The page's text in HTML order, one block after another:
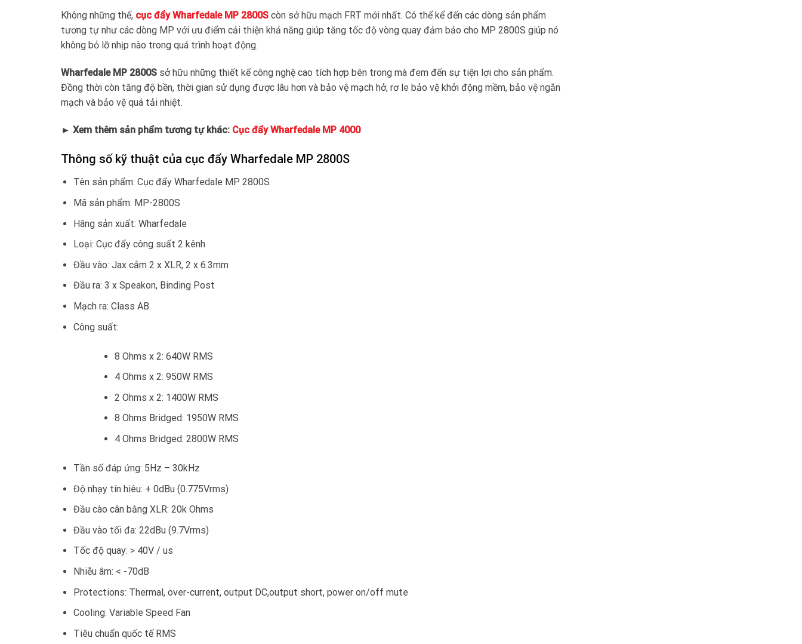
Không những thế, cục đẩy Wharfedale MP 2800S còn sở hữu mạch FRT mới nhất. Có thể kể đến các dòng sản phẩm
tương tự như các dòng MP với ưu điểm cải thiện khả năng giúp tăng tốc độ vòng quay đảm bảo cho MP 2800S giúp nó
không bỏ lỡ nhịp nào trong quá trình hoạt động.
Wharfedale MP 2800S sở hữu những thiết kế công nghệ cao tích hợp bên trong mà đem đến sự tiện lợi cho sản phẩm.
Đồng thời còn tăng độ bền, thời gian sử dụng được lâu hơn và bảo vệ mạch hở, rơ le bảo vệ khởi động mềm, bảo vệ ngắn
mạch và bảo vệ quá tải nhiệt.
► Xem thêm sản phẩm tương tự khác: Cục đẩy Wharfedale MP 4000
Thông số kỹ thuật của cục đẩy Wharfedale MP 2800S
Tên sản phẩm: Cục đẩy Wharfedale MP 2800S
Mã sản phẩm: MP-2800S
Hãng sản xuất: Wharfedale
Loại: Cục đẩy công suất 2 kênh
Đầu vào: Jax cắm 2 x XLR, 2 x 6.3mm
Đầu ra: 3 x Speakon, Binding Post
Mạch ra: Class AB
Công suất:
8 Ohms x 2: 640W RMS
4 Ohms x 2: 950W RMS
2 Ohms x 2: 1400W RMS
8 Ohms Bridged: 1950W RMS
4 Ohms Bridged: 2800W RMS
Tần số đáp ứng: 5Hz – 30kHz
Độ nhạy tín hiêu: + 0dBu (0.775Vrms)
Đầu cào cân bằng XLR: 20k Ohms
Đầu vào tối đa: 22dBu (9.7Vrms)
Tốc độ quay: > 40V / us
Nhiễu âm: < -70dB
Protections: Thermal, over-current, output DC,output short, power on/off mute
Cooling: Variable Speed Fan
Tiêu chuẩn quốc tế RMS